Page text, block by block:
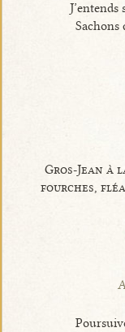
Sachons
Gros-Jean à
fourches,